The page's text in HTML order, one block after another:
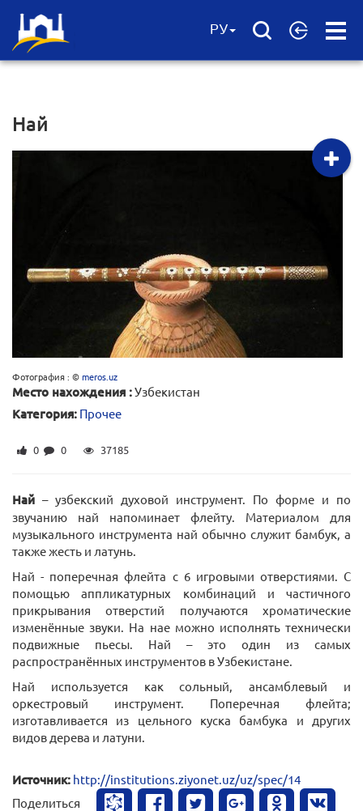
Open
РУ
Най
Фотография : ©meros.uz
Место нахождения :Узбекистан
Категория: Прочее
0 0 37185
Най – узбекский духовой инструмент. По форме и по
звучанию най напоминает флейту. Материалом для
музыкального инструмента най обычно служит бамбук, а
также жесть и латунь.
Най - поперечная флейта с 6 игровыми отверстиями. С
помощью аппликатурных комбинаций и частичного
прикрывания отверстий получаются хроматические
изменённые звуки. На нае можно исполнять технически
подвижные пьесы. Най – это один из самых
распространённых инструментов в Узбекистане.
Най используется как сольный, ансамблевый и
оркестровый инструмент. Поперечная флейта;
изготавливается из цельного куска бамбука и других
видов дерева и латуни.
Источник: http://institutions.ziyonet.uz/uz/spec/14
Поделиться